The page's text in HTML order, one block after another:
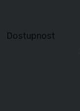
Dostupnost